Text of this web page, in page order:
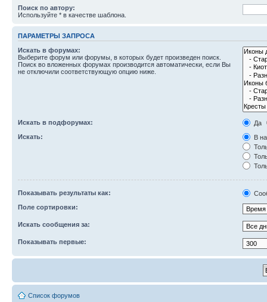
Поиск по автору:
Используйте * в качестве шаблона.
ПАРАМЕТРЫ ЗАПРОСА
Искать в форумах:
Выберите форум или форумы, в которых будет произведен поиск.
Поиск во вложенных форумах производится автоматически, если Вы
не отключили соответствующую опцию ниже.
Искать в подфорумах:
Да
Искать:
В
Показывать результаты как:
Поле сортировки:
Искать сообщения за:
Показывать первые:
Список форумов